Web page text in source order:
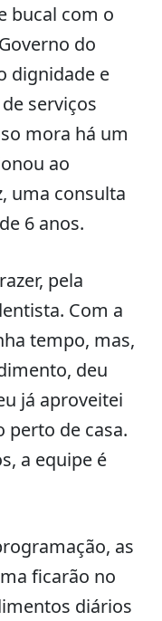
bucal com o
do
dignidade e
serviços
mora há um
ao
uma consulta
6 anos.
pela
Com a
tempo, mas,
deu
já aproveitei
perto de casa.
a equipe é
as
ficarão no
diários